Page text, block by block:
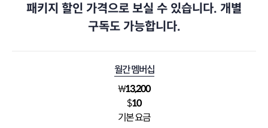
패키지 할인 가격으로 보실 수 있습니다. 개별
구독도 가능합니다.
월간 멤버십
₩13,200
$10
기본 요금